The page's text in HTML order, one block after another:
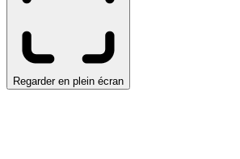
Regarder en plein écran